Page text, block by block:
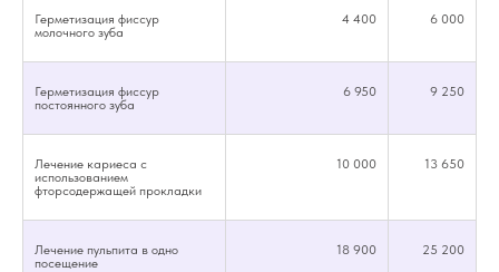
Герметизация фиссур
молочного зуба
4 400 6 000
Герметизация фиссур
постоянного зуба
6 950 9 250
Лечение кариеса с
использованием
фторсодержащей прокладки
10 000 13 650
Лечение пульпита в одно
посещение
18 900 25 200